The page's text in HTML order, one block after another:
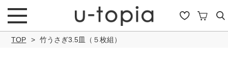
TOP 竹うさぎ3.5皿（５枚組）